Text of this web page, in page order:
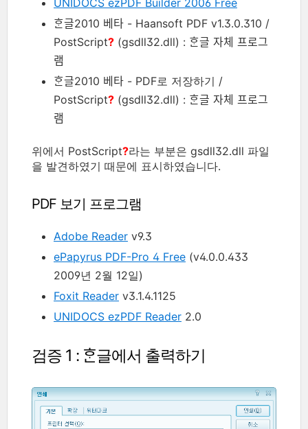
ᄒᆞᆫ글2010 베타 - Haansoft PDF v1.3.0.310 /
PostScript? (gsdll32.dll) : ᄒᆞᆫ글 자체 프로그
램
ᄒᆞᆫ글2010 베타 - PDF로 저장하기 /
PostScript? (gsdll32.dll) : ᄒᆞᆫ글 자체 프로그
램
위에서 PostScript?라는 부분은 gsdll32.dll 파일
을 발견하였기 때문에 표시하였습니다.
PDF 보기 프로그램
Adobe Reader v9.3
ePapyrus PDF-Pro 4 Free (v4.0.0.433
2009년 2월 12일)
Foxit Reader v3.1.4.1125
UNIDOCS ezPDF Reader 2.0
검증 1 : ᄒᆞᆫ글에서 출력하기